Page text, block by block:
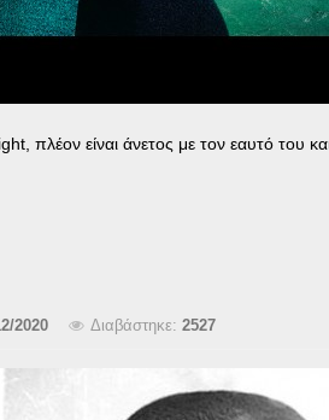
πλέον είναι άνετος με τον εαυτό του
2020 Διαβάστηκε: 2527